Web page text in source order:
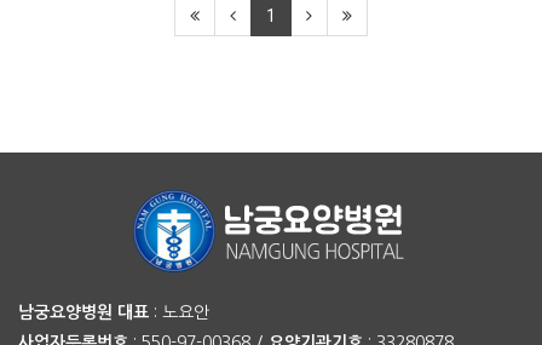
1
남궁요양병원 대표 : 노요안